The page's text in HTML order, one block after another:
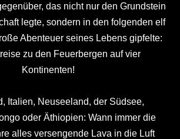
das nicht nur den Grundstein
legte, sondern in den folgenden elf
Abenteuer seines Lebens gipfelte:
zu den Feuerbergen auf vier
Kontinenten!
Italien, Neuseeland, der Südsee,
oder Äthiopien: Wann immer die
alles versengende Lava in die Luft